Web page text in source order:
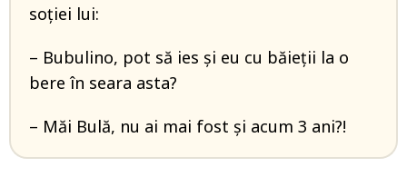
soției lui:
– Bubulino, pot să ies și eu cu băieții la o
bere în seara asta?
– Măi Bulă, nu ai mai fost și acum 3 ani?!